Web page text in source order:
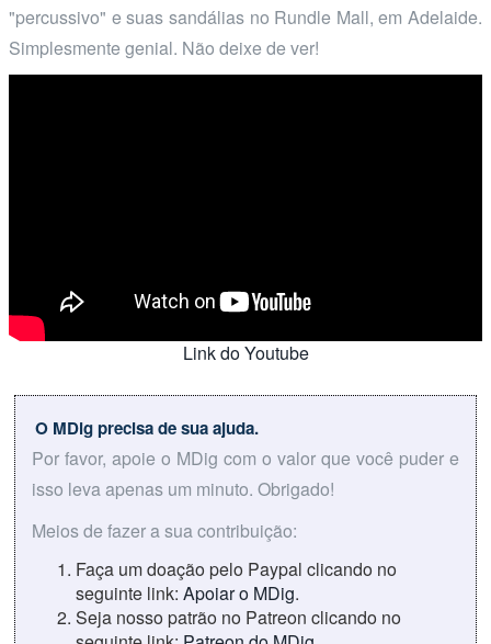
"percussivo" e suas sandálias no Rundle Mall, em Adelaide.
Simplesmente genial. Não deixe de ver!
Link do Youtube
O MDig precisa de sua ajuda.
Por favor, apoie o MDig com o valor que você puder e
isso leva apenas um minuto. Obrigado!
Meios de fazer a sua contribuição:
Faça um doação pelo Paypal clicando no
seguinte link: Apoiar o MDig.
Seja nosso patrão no Patreon clicando no